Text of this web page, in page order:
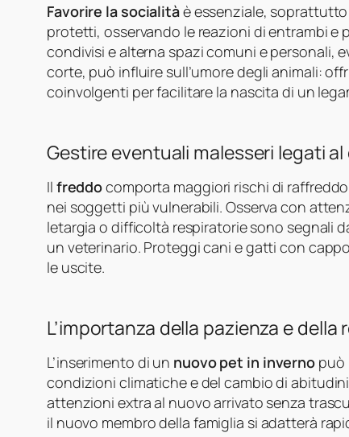
Favorire la socialitàè essenziale, soprattutto
protetti, osservando le reazioni di entrambi
condivisi e alterna spazi comuni e personali,
corte, può influire sull’umore degli animali:
coinvolgenti per facilitare la nascita di un
Gestire eventuali malesseri legati al
Il freddocomporta maggiori rischi di
nei soggetti più vulnerabili. Osserva con
letargia o difficoltà respiratorie sono segnali
un veterinario. Proteggi cani e gatti con
le uscite.
L’importanza della pazienza e della
L’inserimento di un nuovo pet in inverno può
condizioni climatiche e del cambio di
attenzioni extra al nuovo arrivato senza
il nuovo membro della famiglia si adatterà